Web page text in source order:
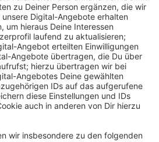
Hotels, Bäckereien und
besonders viele Menschen zu
Sie habe sich deshalb für
bei Tarifverhandlungen eine
Löhne durchzusetzen. Wegen
das Ziel, die Einstiegslöhne auf
Stunde anzuheben. Zusätzlich
Bis zu
und Abgaben seien ein gutes
den Unternehmen